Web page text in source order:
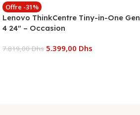
Offre -31%
Lenovo ThinkCentre Tiny-in-One Gen
4 24″ – Occasion
7.819,00Dhs 5.399,00 Dhs